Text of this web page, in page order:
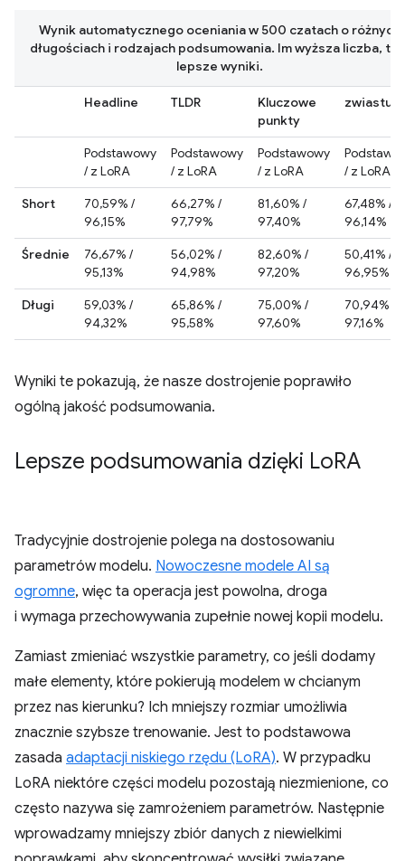
Headline TLDR
Kluczowe
punkty
zwiastun
Podstawowy
/ z LoRA
Podstawowy
/ z LoRA
Podstawowy
/ z LoRA
/ z LoRA
Short
70,59% /
96,15%
66,27% /
97,79%
81,60% /
97,40%
67,48% /
96,14%
Średnie
76,67% /
95,13%
56,02% /
94,98%
82,60% /
97,20%
50,41% /
96,95%
Długi
59,03% /
94,32%
65,86% /
95,58%
75,00% /
97,60%
70,94% /
97,16%
Wynik automatycznego oceniania w 500 czatach o różnych
długościach i rodzajach podsumowania. Im wyższa liczba,
lepsze wyniki.
Wyniki te pokazują, że nasze dostrojenie poprawiło
ogólną jakość podsumowania.
Lepsze podsumowania dzięki LoRA
Tradycyjnie dostrojenie polega na dostosowaniu
parametrów modelu. Nowoczesne modele AI są
ogromne, więc ta operacja jest powolna, droga
i wymaga przechowywania zupełnie nowej kopii modelu.
Zamiast zmieniać wszystkie parametry, co jeśli dodamy
małe elementy, które pokierują modelem w chcianym
przez nas kierunku? Ich mniejszy rozmiar umożliwia
znacznie szybsze trenowanie. Jest to podstawowa
zasada adaptacji niskiego rzędu (LoRA). W przypadku
LoRA niektóre części modelu pozostają niezmienione, co
często nazywa się zamrożeniem parametrów. Następnie
wprowadzamy mniejszy zbiór danych z niewielkimi